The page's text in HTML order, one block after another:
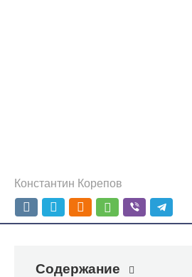
Константин Корепов
Содержание